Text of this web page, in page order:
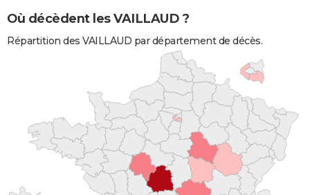
Où décèdent les VAILLAUD ?
Répartition des VAILLAUD par département de décès.